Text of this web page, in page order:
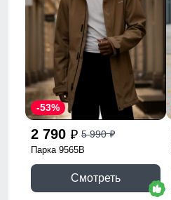
2 790 p 5 990p
-53%
Парка 9565B
Смотреть